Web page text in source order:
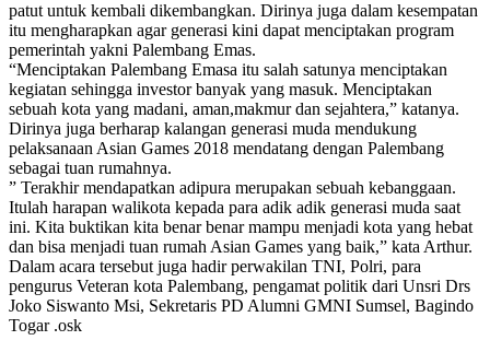
patut untuk kembali dikembangkan. Dirinya juga dalam kesempatan
itu mengharapkan agar generasi kini dapat menciptakan program
pemerintah yakni Palembang Emas.
“Menciptakan Palembang Emasa itu salah satunya menciptakan
kegiatan sehingga investor banyak yang masuk. Menciptakan
sebuah kota yang madani, aman,makmur dan sejahtera,” katanya.
Dirinya juga berharap kalangan generasi muda mendukung
pelaksanaan Asian Games 2018 mendatang dengan Palembang
sebagai tuan rumahnya.
” Terakhir mendapatkan adipura merupakan sebuah kebanggaan.
Itulah harapan walikota kepada para adik adik generasi muda saat
ini. Kita buktikan kita benar benar mampu menjadi kota yang hebat
dan bisa menjadi tuan rumah Asian Games yang baik,” kata Arthur.
Dalam acara tersebut juga hadir perwakilan TNI, Polri, para
pengurus Veteran kota Palembang, pengamat politik dari Unsri Drs
Joko Siswanto Msi, Sekretaris PD Alumni GMNI Sumsel, Bagindo
Togar .osk